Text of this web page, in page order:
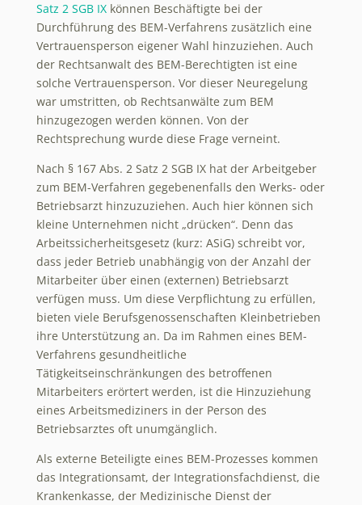
Satz 2 SGB IXkönnen Beschäftigte bei der
Durchführung des BEM-Verfahrens zusätzlich eine
Vertrauensperson eigener Wahl hinzuziehen. Auch
der Rechtsanwalt des BEM-Berechtigten ist eine
solche Vertrauensperson. Vor dieser Neuregelung
war umstritten, ob Rechtsanwälte zum BEM
hinzugezogen werden können. Von der
Rechtsprechung wurde diese Frage verneint.
Nach § 167 Abs. 2 Satz 2 SGB IX hat der Arbeitgeber
zum BEM-Verfahren gegebenenfalls den Werks- oder
Betriebsarzt hinzuzuziehen. Auch hier können sich
kleine Unternehmen nicht „drücken“. Denn das
Arbeitssicherheitsgesetz (kurz: ASiG) schreibt vor,
dass jeder Betrieb unabhängig von der Anzahl der
Mitarbeiter über einen (externen) Betriebsarzt
verfügen muss. Um diese Verpflichtung zu erfüllen,
bieten viele Berufsgenossenschaften Kleinbetrieben
ihre Unterstützung an. Da im Rahmen eines BEM-
Verfahrens gesundheitliche
Tätigkeitseinschränkungen des betroffenen
Mitarbeiters erörtert werden, ist die Hinzuziehung
eines Arbeitsmediziners in der Person des
Betriebsarztes oft unumgänglich.
Als externe Beteiligte eines BEM-Prozesses kommen
das Integrationsamt, der Integrationsfachdienst, die
Krankenkasse, der Medizinische Dienst der